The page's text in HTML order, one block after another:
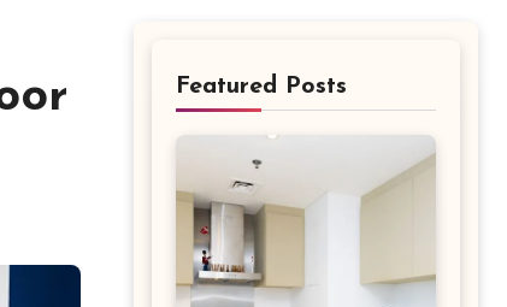
Featured Posts